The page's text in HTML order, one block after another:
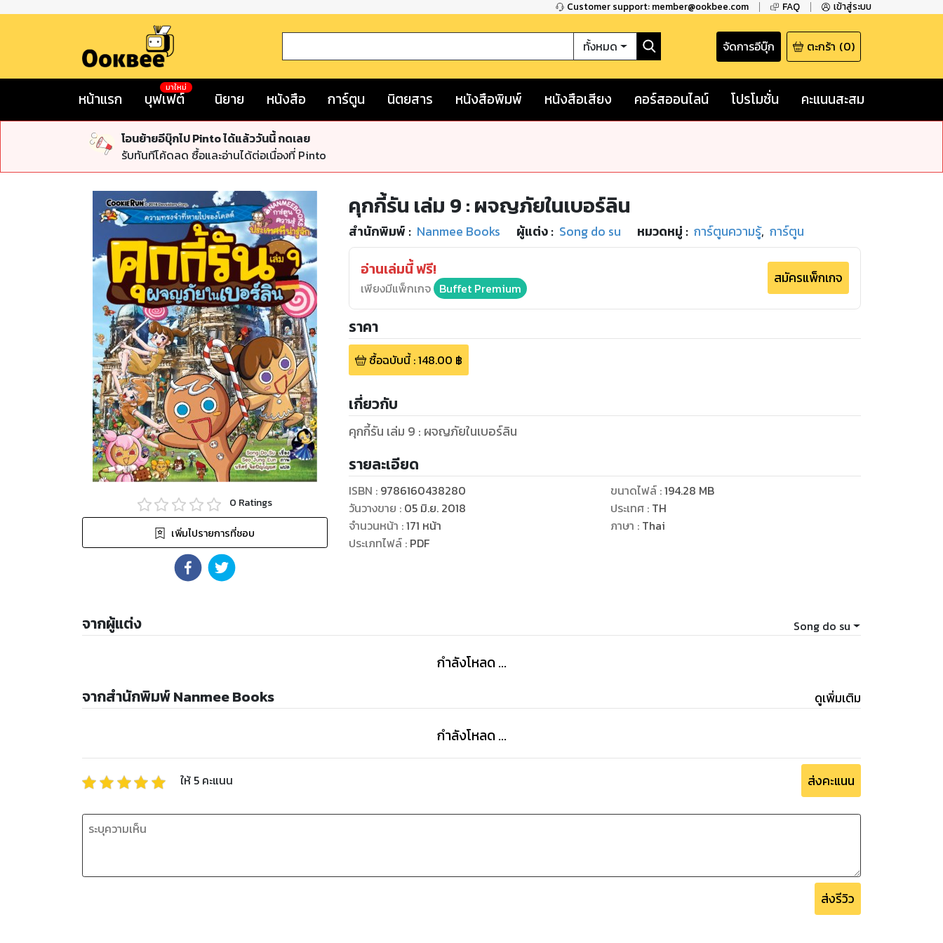
Customer support: member@ookbee.com FAQ เข้าสู่ระบบ
ทั้งหมด จัดการอีบุ๊ก ตะกร้า (0)
หน้าแรก บุฟเฟต์
มาใหม่
นิยาย หนังสือ การ์ตูน นิตยสาร หนังสือพิมพ์ หนังสือเสียง คอร์สออนไลน์ โปรโมชั่น คะแนนสะสม
โอนย้ายอีบุ๊กไป Pinto ได้แล้ววันนี้ กดเลย
รับทันทีโค้ดลด ซื้อและอ่านได้ต่อเนื่องที่ Pinto
0 Ratings
เพิ่มไปรายการที่ชอบ
คุกกี้รัน เล่ม 9 : ผจญภัยในเบอร์ลิน
สำนักพิมพ์ : Nanmee Books ผู้แต่ง : Song do su หมวดหมู่ : การ์ตูนความรู้, การ์ตูน
อ่านเล่มนี้ ฟรี!
เพียงมีแพ็กเกจ Buffet Premium
สมัครแพ็กเกจ
ราคา
ซื้อฉบับนี้:148.00 ฿
เกี่ยวกับ
คุกกี้รัน เล่ม 9 : ผจญภัยในเบอร์ลิน
รายละเอียด
ISBN : 9786160438280
วันวางขาย : 05 มิ.ย. 2018
จำนวนหน้า :171 หน้า
ประเภทไฟล์: PDF
ขนาดไฟล์:194.28 MB
ประเทศ : TH
ภาษา : Thai
จากผู้แต่ง Song do su
กำลังโหลด ...
จากสำนักพิมพ์ Nanmee Books ดูเพิ่มเติม
กำลังโหลด ...
ให้ 5 คะแนน ส่งคะแนน
ส่งรีวิว